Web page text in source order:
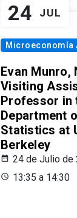
24 JUL
Microeconomía
Evan Munro,
Visiting
Professor in
Department
Statistics at
Berkeley
24 de Julio de
13:35 a 14:30